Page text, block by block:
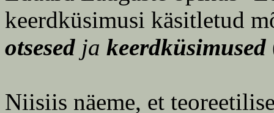
keerdküsimusi käsitletud
otsesed ja keerdküsimused
Niisiis näeme, et